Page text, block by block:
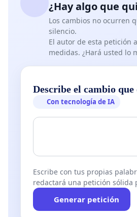
pulmón verde.
¿Hay algo que
Los cambios no ocurren
silencio.
El autor de esta petición
medidas. ¿Hará usted lo
Describe el cambio
Con tecnología de IA
Escribe con tus propias
redactará una petición sólida
Generar petición